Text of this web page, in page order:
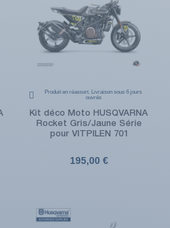
Produit en réassort. Livraison sous 6 jours
ouvrés
Kit déco Moto HUSQVARNA
Rocket Gris/Jaune Série
pour VITPILEN 701
195,00 €